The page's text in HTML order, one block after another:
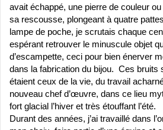
avait échappé, une pierre de couleur
sa rescousse, plongeant à quatre
lampe de poche, je scrutais chaque
espérant retrouver le minuscule objet
d’escampette, ceci pour bien énerver
dans la fabrication du bijou. Ces bruits
étaient ceux de la vie, du travail
nouveau chef d’œuvre, dans ce lieu
fort glacial l’hiver et très étouffant l’été.
Durant des années, j’ai travaillé dans